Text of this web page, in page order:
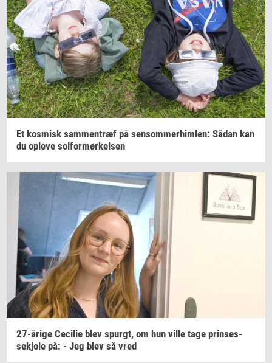
Et kos­misk sam­men­træf på sen­som­mer­him­len: Sådan kan
du op­le­ve sol­for­mør­kel­sen
27-​årige Ce­ci­lie blev spurgt, om hun ville tage prin­ses­
sekjo­le på: - Jeg blev så vred